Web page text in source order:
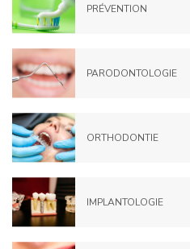
PRÉVENTION
PARODONTOLOGIE
ORTHODONTIE
IMPLANTOLOGIE